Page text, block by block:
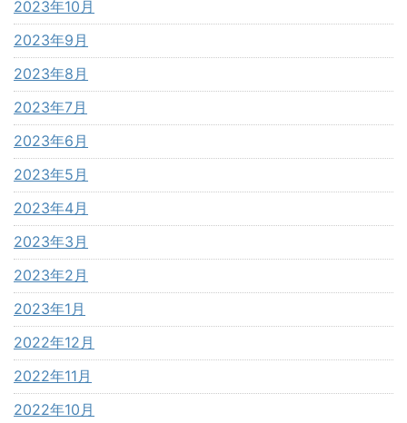
2023年10月
2023年9月
2023年8月
2023年7月
2023年6月
2023年5月
2023年4月
2023年3月
2023年2月
2023年1月
2022年12月
2022年11月
2022年10月